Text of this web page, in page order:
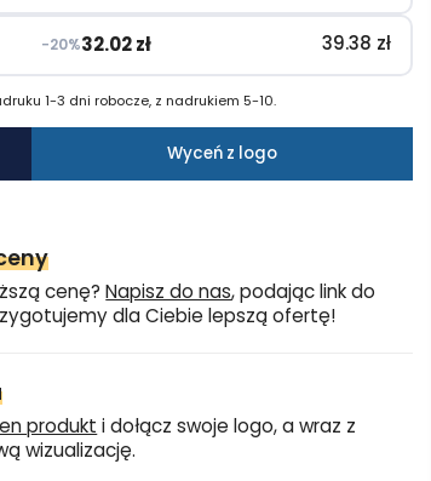
−20%32.02zł 39.38 zł
1-3 dni robocze, z nadrukiem 5-10.
Wyceń z logo
cenę?Napisz do nas, podając link do
dla Ciebie lepszą ofertę!
produkt i dołącz swoje logo, a wraz z
wizualizację.